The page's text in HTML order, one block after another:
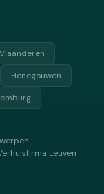
Henegouwen
Leuven